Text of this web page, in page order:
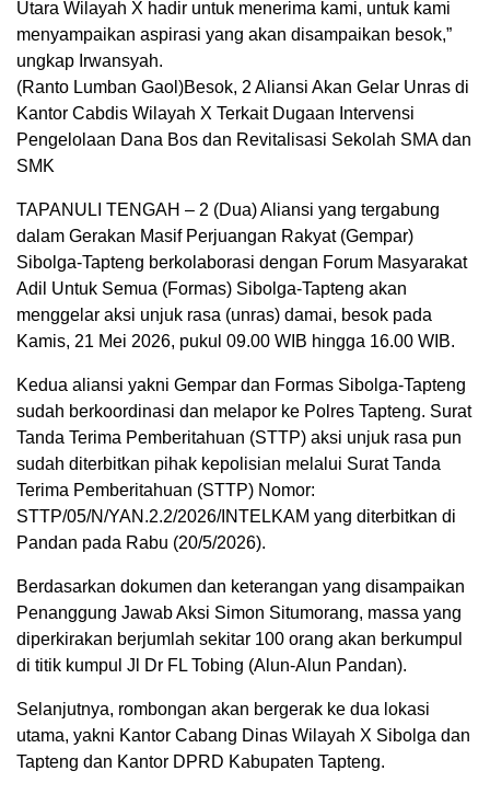
Utara Wilayah X hadir untuk menerima kami, untuk kami
menyampaikan aspirasi yang akan disampaikan besok,”
ungkap Irwansyah.
(Ranto Lumban Gaol)Besok, 2 Aliansi Akan Gelar Unras di
Kantor Cabdis Wilayah X Terkait Dugaan Intervensi
Pengelolaan Dana Bos dan Revitalisasi Sekolah SMA dan
SMK
TAPANULI TENGAH – 2 (Dua) Aliansi yang tergabung
dalam Gerakan Masif Perjuangan Rakyat (Gempar)
Sibolga-Tapteng berkolaborasi dengan Forum Masyarakat
Adil Untuk Semua (Formas) Sibolga-Tapteng akan
menggelar aksi unjuk rasa (unras) damai, besok pada
Kamis, 21 Mei 2026, pukul 09.00 WIB hingga 16.00 WIB.
Kedua aliansi yakni Gempar dan Formas Sibolga-Tapteng
sudah berkoordinasi dan melapor ke Polres Tapteng. Surat
Tanda Terima Pemberitahuan (STTP) aksi unjuk rasa pun
sudah diterbitkan pihak kepolisian melalui Surat Tanda
Terima Pemberitahuan (STTP) Nomor:
STTP/05/N/YAN.2.2/2026/INTELKAM yang diterbitkan di
Pandan pada Rabu (20/5/2026).
Berdasarkan dokumen dan keterangan yang disampaikan
Penanggung Jawab Aksi Simon Situmorang, massa yang
diperkirakan berjumlah sekitar 100 orang akan berkumpul
di titik kumpul Jl Dr FL Tobing (Alun-Alun Pandan).
Selanjutnya, rombongan akan bergerak ke dua lokasi
utama, yakni Kantor Cabang Dinas Wilayah X Sibolga dan
Tapteng dan Kantor DPRD Kabupaten Tapteng.